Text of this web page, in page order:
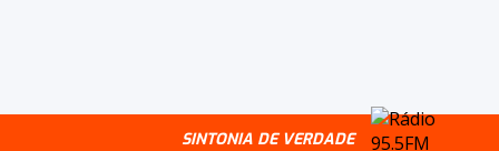
SINTONIA DE VERDADE